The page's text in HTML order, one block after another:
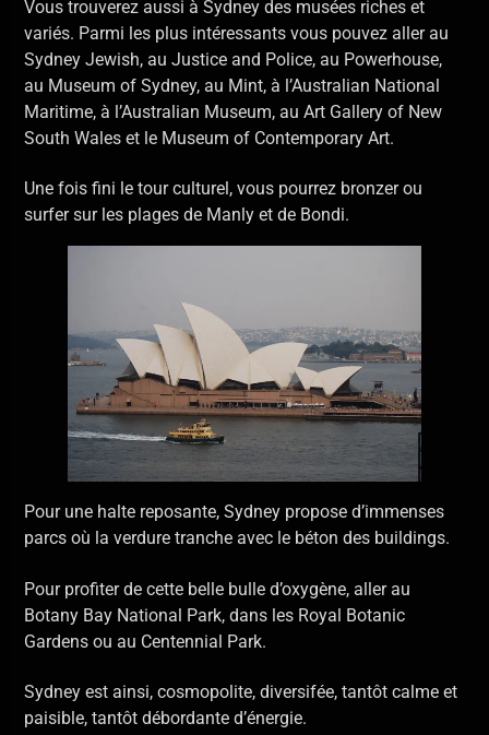
Vous trouverez aussi à Sydney des musées riches et
variés. Parmi les plus intéressants vous pouvez aller au
Sydney Jewish, au Justice and Police, au Powerhouse,
au Museum of Sydney, au Mint, à l’Australian National
Maritime, à l’Australian Museum, au Art Gallery of New
South Wales et le Museum of Contemporary Art.
Une fois fini le tour culturel, vous pourrez bronzer ou
surfer sur les plages de Manly et de Bondi.
Pour une halte reposante, Sydney propose d’immenses
parcs où la verdure tranche avec le béton des buildings.
Pour profiter de cette belle bulle d’oxygène, aller au
Botany Bay National Park, dans les Royal Botanic
Gardens ou au Centennial Park.
Sydney est ainsi, cosmopolite, diversifée, tantôt calme et
paisible, tantôt débordante d’énergie.